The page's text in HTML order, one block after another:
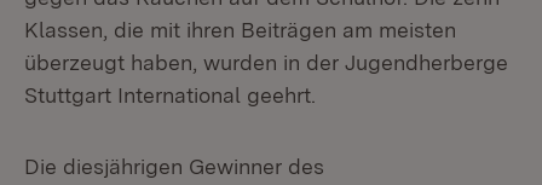
Klassen, die mit ihren Beiträgen am meisten
überzeugt haben, wurden in der Jugendherberge
Stuttgart International geehrt.
Die diesjährigen Gewinner des